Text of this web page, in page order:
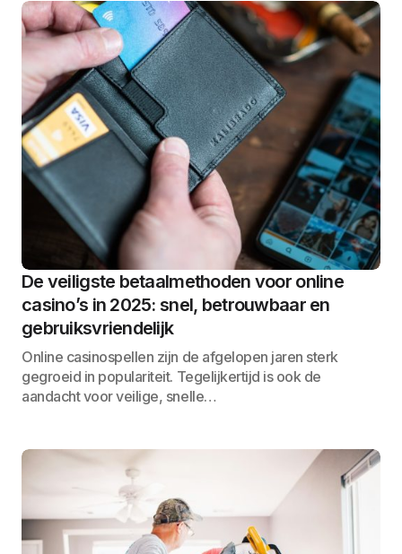
De veiligste betaalmethoden voor online
casino’s in 2025: snel, betrouwbaar en
gebruiksvriendelijk
Online casinospellen zijn de afgelopen jaren sterk
gegroeid in populariteit. Tegelijkertijd is ook de
aandacht voor veilige, snelle…